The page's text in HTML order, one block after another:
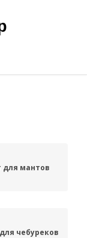
для мантов
чебуреков